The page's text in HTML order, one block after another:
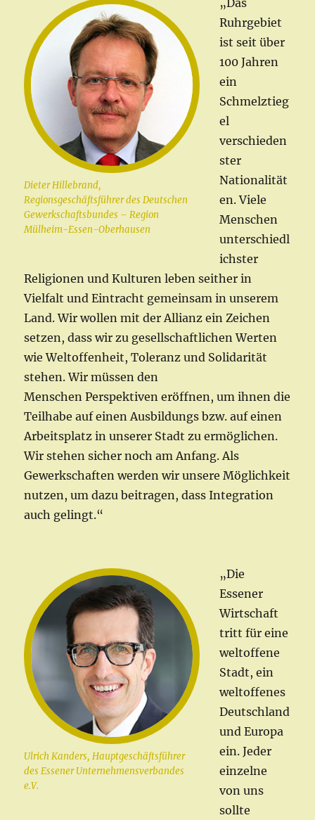
Dieter Hillebrand,
Regionsgeschäftsführer des Deutschen
Gewerkschaftsbundes – Region
Mülheim-Essen-Oberhausen
„Das
Ruhrgebiet
ist seit über
100 Jahren
ein
Schmelztieg
el
verschieden
ster
Nationalität
en. Viele
Menschen
unterschiedl
ichster
Religionen und Kulturen leben seither in
Vielfalt und Eintracht gemeinsam in unserem
Land. Wir wollen mit der Allianz ein Zeichen
setzen, dass wir zu gesellschaftlichen Werten
wie Weltoffenheit, Toleranz und Solidarität
stehen. Wir müssen den
Menschen Perspektiven eröffnen, um ihnen die
Teilhabe auf einen Ausbildungs bzw. auf einen
Arbeitsplatz in unserer Stadt zu ermöglichen.
Wir stehen sicher noch am Anfang. Als
Gewerkschaften werden wir unsere Möglichkeit
nutzen, um dazu beitragen, dass Integration
auch gelingt.“
Ulrich Kanders, Hauptgeschäftsführer
des Essener Unternehmensverbandes
e.V.
„Die
Essener
Wirtschaft
tritt für eine
weltoffene
Stadt, ein
weltoffenes
Deutschland
und Europa
ein. Jeder
einzelne
von uns
sollte